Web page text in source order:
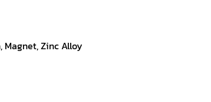
Magnet, Zinc Alloy